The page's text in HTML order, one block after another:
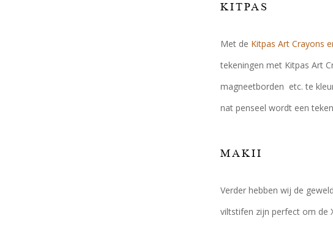
KITPAS
Met de Kitpas Art Crayons
tekeningen met Kitpas Art
magneetborden etc. te
nat penseel wordt een
MAKII
Verder hebben wij de
viltstifen zijn perfect om de